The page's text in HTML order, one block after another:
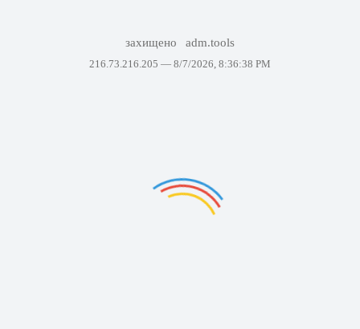
захищено adm.tools
216.73.216.205 — 8/7/2026, 8:36:38 PM